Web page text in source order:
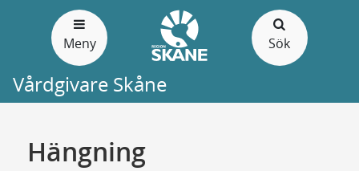
Meny Sök
Vårdgivare Skåne
Hängning